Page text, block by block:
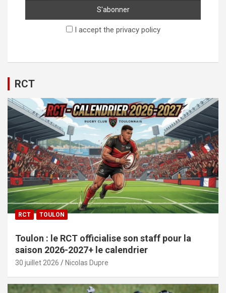
I accept the privacy policy
RCT
RCT TOULON
Toulon : le RCT officialise son staff pour la
saison 2026-2027+ le calendrier
30 juillet 2026 Nicolas Dupre